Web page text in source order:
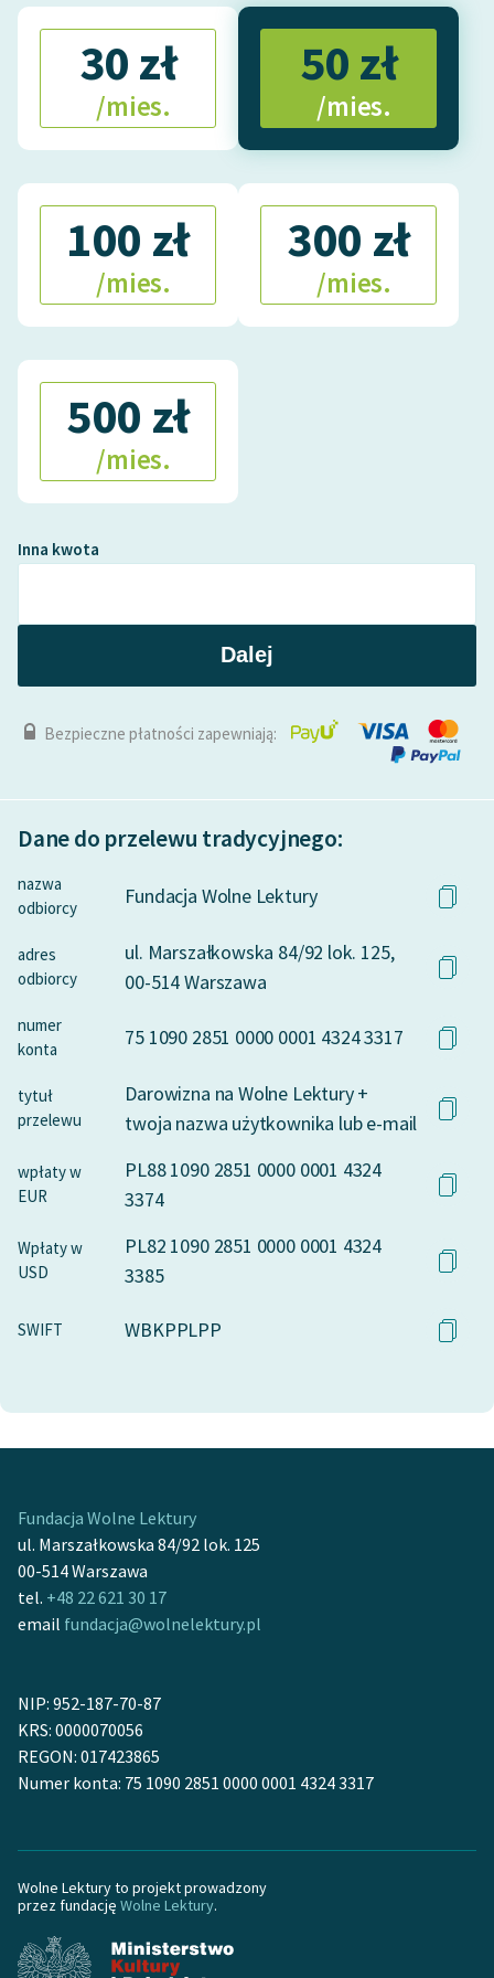
Ręce pełne poezji
Kolekcje edukacyjne
twórców przechodzących
do domeny publicznej,
Odkurzamy bohaterów
Szkoła Poezji Wolnych
O nas
Kontakt
O projekcie
Zasady wykorzystania
Wolnych Lektur
Regulamin biblioteki
Regulamin darowizn
Informacja o treściach
Deklaracja dostępności
30 zł
/mies.
50 zł
/mies.
100 zł
/mies.
300 zł
/mies.
500 zł
/mies.
Inna kwota
Dalej
Bezpieczne płatności zapewniają:
Dane do przelewu tradycyjnego:
nazwa
odbiorcy
Fundacja Wolne Lektury
adres
odbiorcy
ul. Marszałkowska 84/92 lok. 125,
00-514 Warszawa
numer
konta
75 1090 2851 0000 0001 4324 3317
tytuł
przelewu
Darowizna na Wolne Lektury +
twoja nazwa użytkownika lub e-mail
wpłaty w
EUR
PL88 1090 2851 0000 0001 4324
3374
Wpłaty w
USD
PL82 1090 2851 0000 0001 4324
3385
SWIFT WBKPPLPP
Fundacja Wolne Lektury
ul. Marszałkowska 84/92 lok. 125
00-514 Warszawa
tel. +48 22 621 30 17
email fundacja@wolnelektury.pl
NIP: 952-187-70-87
KRS: 0000070056
REGON: 017423865
Numer konta: 75 1090 2851 0000 0001 4324 3317
Wolne Lektury to projekt prowadzony
przez fundację Wolne Lektury.